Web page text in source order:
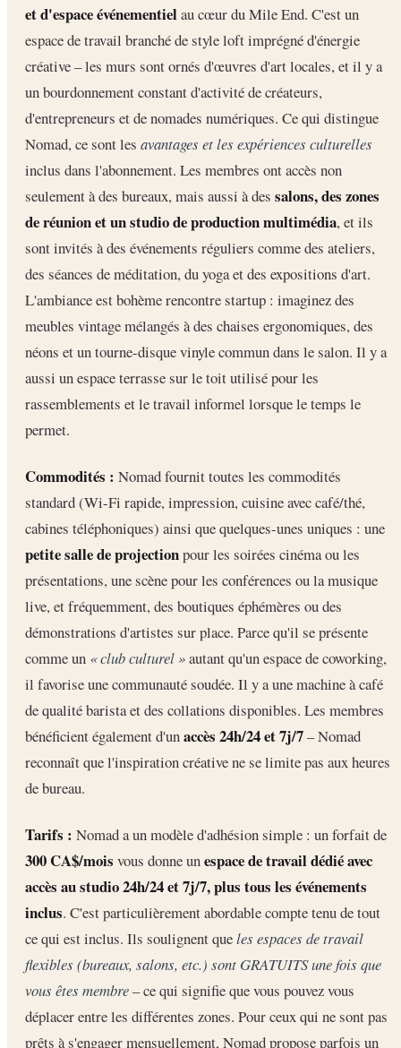
et d'espace événementielau cœur du Mile End. C'est un
espace de travail branché de style loft imprégné d'énergie
créative – les murs sont ornés d'œuvres d'art locales, et il y a
un bourdonnement constant d'activité de créateurs,
d'entrepreneurs et de nomades numériques. Ce qui distingue
Nomad, ce sont les avantages et les expériences culturelles
inclus dans l'abonnement. Les membres ont accès non
seulement à des bureaux, mais aussi à des salons, des zones
de réunion et un studio de production multimédia, et ils
sont invités à des événements réguliers comme des ateliers,
des séances de méditation, du yoga et des expositions d'art.
L'ambiance est bohème rencontre startup : imaginez des
meubles vintage mélangés à des chaises ergonomiques, des
néons et un tourne-disque vinyle commun dans le salon. Il y a
aussi un espace terrasse sur le toit utilisé pour les
rassemblements et le travail informel lorsque le temps le
permet.
Commodités : Nomad fournit toutes les commodités
standard (Wi-Fi rapide, impression, cuisine avec café/thé,
cabines téléphoniques) ainsi que quelques-unes uniques : une
petite salle de projectionpour les soirées cinéma ou les
présentations, une scène pour les conférences ou la musique
live, et fréquemment, des boutiques éphémères ou des
démonstrations d'artistes sur place. Parce qu'il se présente
comme un « club culturel »autant qu'un espace de coworking,
il favorise une communauté soudée. Il y a une machine à café
de qualité barista et des collations disponibles. Les membres
bénéficient également d'unaccès 24h/24 et 7j/7– Nomad
reconnaît que l'inspiration créative ne se limite pas aux heures
de bureau.
Tarifs : Nomad a un modèle d'adhésion simple : un forfait de
300 CA$/mois vous donne unespace de travail dédié avec
accès au studio 24h/24 et 7j/7, plus tous les événements
inclus. C'est particulièrement abordable compte tenu de tout
ce qui est inclus. Ils soulignent queles espaces de travail
flexibles (bureaux, salons, etc.) sont GRATUITS une fois que
vous êtes membre– ce qui signifie que vous pouvez vous
déplacer entre les différentes zones. Pour ceux qui ne sont pas
prêts à s'engager mensuellement, Nomad propose parfois un